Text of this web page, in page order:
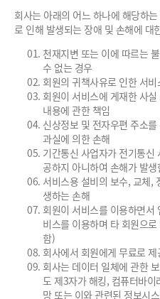
회사는 아래의 어느 하나에 해당하
로 인해 발생되는 장애 및 손해에 대
천재지변 또는 이에 따르는
수 없는 경우
회원의 귀책사유로 인한 서
회원이 서비스에 게재한 사
내용에 관한 책임
신상정보 및 전자우편 주소
과실에 의한 손해
기간통신 사업자가 전기통신
공하지 아니하여 손해가 발생
서비스용 설비의 보수, 교체,
생하는 손해
회원이 서비스를 이용하면서
비스를 이용하며 타 회원으
함)
회사에서 회원에게 무료로
회사는 데이터 일체에 관한
도 제3자가 해킹, 컴퓨터바이
망 또는 이와 관련된 정보시